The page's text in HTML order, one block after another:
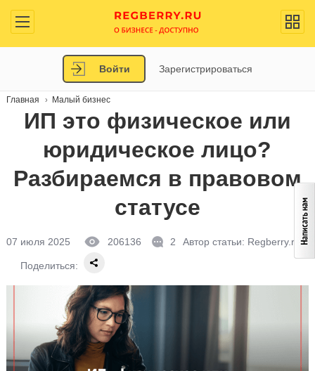
Войти Зарегистрироваться
Главная Малый бизнес
ИП это физическое или
юридическое лицо?
Разбираемся в правовом
статусе
07 июля 2025 206136 2 Автор статьи: Regberry.ru
Поделиться: